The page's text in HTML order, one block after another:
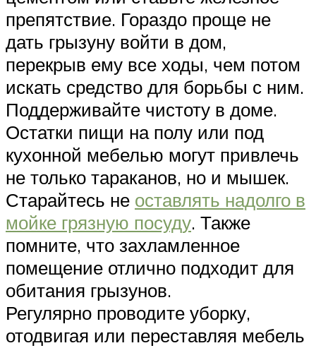
препятствие. Гораздо проще не
дать грызуну войти в дом,
перекрыв ему все ходы, чем потом
искать средство для борьбы с ним.
Поддерживайте чистоту в доме.
Остатки пищи на полу или под
кухонной мебелью могут привлечь
не только тараканов, но и мышек.
Старайтесь не оставлять надолго в
мойке грязную посуду. Также
помните, что захламленное
помещение отлично подходит для
обитания грызунов.
Регулярно проводите уборку,
отодвигая или переставляя мебель